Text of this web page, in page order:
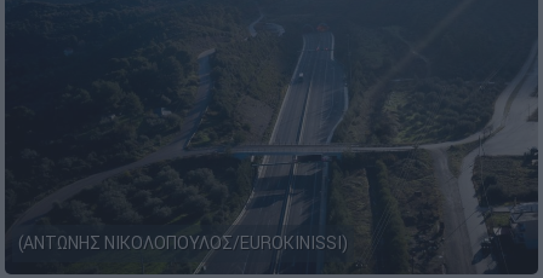
(ΑΝΤΩΝΗΣ ΝΙΚΟΛΟΠΟΥΛΟΣ/EUROKINISSI)